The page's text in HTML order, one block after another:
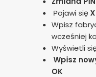
Pojawi sięX
Wpisz
wcześniej
Wyświetli
Wpisz
OK